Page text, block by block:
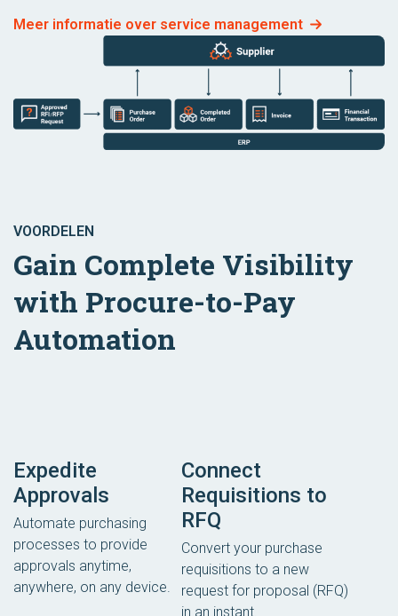
Meer informatie over service management
VOORDELEN
Gain Complete Visibility
with Procure-to-Pay
Automation
Expedite
Approvals
Automate purchasing
processes to provide
approvals anytime,
anywhere, on any device.
Connect
Requisitions to
RFQ
Convert your purchase
requisitions to a new
request for proposal (RFQ)
in an instant.